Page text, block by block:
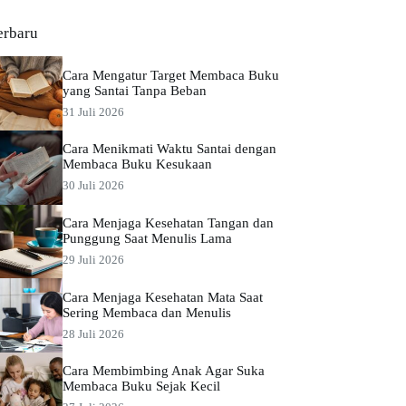
Cara Mengatur Target Membaca Buku
yang Santai Tanpa Beban
31 Juli 2026
Cara Menikmati Waktu Santai dengan
Membaca Buku Kesukaan
30 Juli 2026
Cara Menjaga Kesehatan Tangan dan
Punggung Saat Menulis Lama
29 Juli 2026
Cara Menjaga Kesehatan Mata Saat
Sering Membaca dan Menulis
28 Juli 2026
Cara Membimbing Anak Agar Suka
Membaca Buku Sejak Kecil